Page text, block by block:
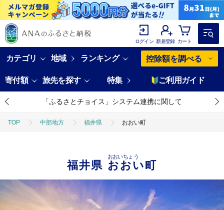
ログイン 新規登録 カート
カテゴリ 地域 ランキング 控除額を調べる
寄付額 旅先を探す 特集 ご利用ガイド
「ふるさとチョイス」システム連携に関して
TOP 中部地方 福井県 おおい町
福井県 おおい町
おおいちょう